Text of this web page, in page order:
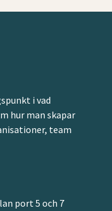
i vad
hur man skapar
team
port 5 och 7